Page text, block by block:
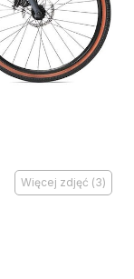
Więcej zdjęć (3)